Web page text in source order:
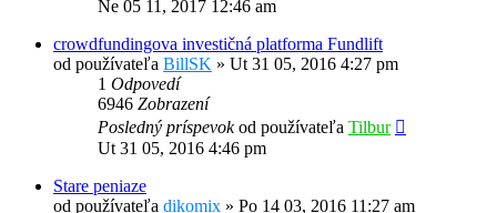
Ne 05 11, 2017 12:46 am
crowdfundingova investičná platforma Fundlift
od používateľa BillSK » Ut 31 05, 2016 4:27 pm
1 Odpovedí
6946 Zobrazení
Posledný príspevokod používateľa Tilbur
Ut 31 05, 2016 4:46 pm
Stare peniaze
od používateľa dikomix » Po 14 03, 2016 11:27 am